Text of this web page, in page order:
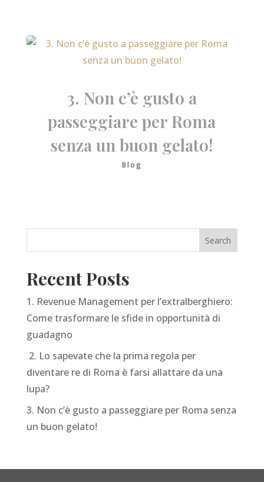
3. Non c’è gusto a
passeggiare per Roma
senza un buon gelato!
Blog
Recent Posts
1. Revenue Management per l’extralberghiero:
Come trasformare le sfide in opportunità di
guadagno
2. Lo sapevate che la prima regola per
diventare re di Roma è farsi allattare da una
lupa?
3. Non c’è gusto a passeggiare per Roma senza
un buon gelato!